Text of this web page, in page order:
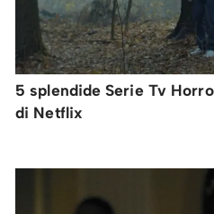
5 splendide Serie Tv
di Netflix